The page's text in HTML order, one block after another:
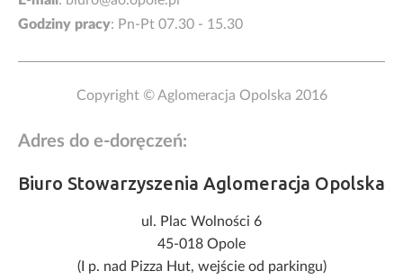
Godziny pracy: Pn-Pt 07.30 - 15.30
Copyright © Aglomeracja Opolska 2016
Adres do e-doręczeń:
Biuro Stowarzyszenia Aglomeracja Opolska
ul. Plac Wolności 6
45-018 Opole
(I p. nad Pizza Hut, wejście od parkingu)